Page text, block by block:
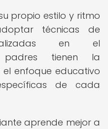
propio estilo y ritmo
técnicas de
en el
padres tienen la
enfoque educativo
de cada
aprende mejor a